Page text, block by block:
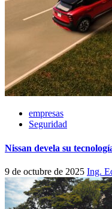
empresas
Seguridad
Nissan devela su
9 de octubre de 2025 Ing.